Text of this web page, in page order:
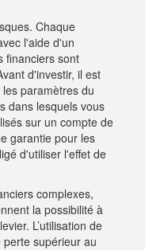
Chaque
l'aide d'un
financiers sont
d'investir, il est
paramètres du
dans lesquels vous
sur un compte de
garantie pour les
d'utiliser l'effet de
complexes,
la possibilité à
L’utilisation de
perte supérieur au